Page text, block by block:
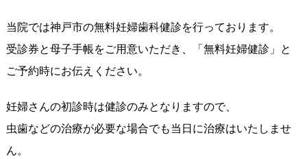
当院では神戸市の無料妊婦歯科健診を行っております。
受診券と母子手帳をご用意いただき、「無料妊婦健診」と
ご予約時にお伝えください。
妊婦さんの初診時は健診のみとなりますので、
虫歯などの治療が必要な場合でも当日に治療はいたしませ
ん。